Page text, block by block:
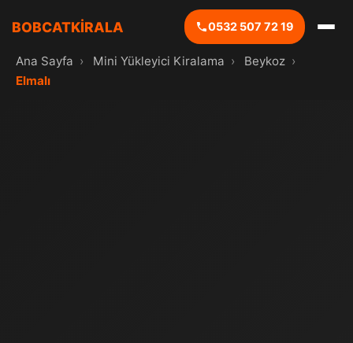
BOBCATKİRALA 0532 507 72 19
Ana Sayfa › Mini Yükleyici Kiralama › Beykoz ›
Elmalı